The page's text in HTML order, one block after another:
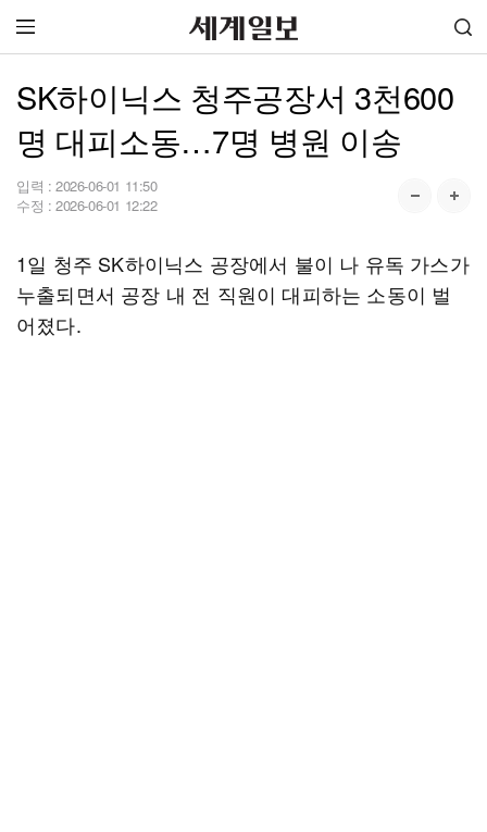
SK하이닉스 청주공장서 3천600
명 대피소동…7명 병원 이송
입력 : 2026-06-01 11:50
수정 : 2026-06-01 12:22
1일 청주 SK하이닉스 공장에서 불이 나 유독 가스가
누출되면서 공장 내 전 직원이 대피하는 소동이 벌
어졌다.